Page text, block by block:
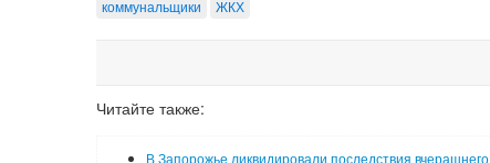
коммунальщики
ЖКХ
Читайте также:
В Запорожье ликвидировали последствия вчерашнего